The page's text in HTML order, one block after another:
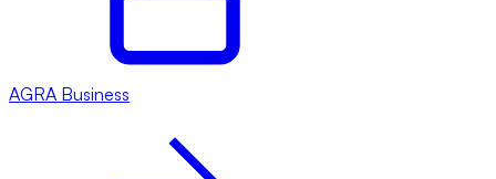
AGRA Business